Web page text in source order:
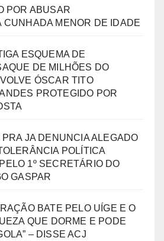
POR ABUSAR
CUNHADA MENOR DE IDADE
ESQUEMA DE
DE MILHÕES DO
ÓSCAR TITO
PROTEGIDO POR
JA DENUNCIA ALEGADO
POLÍTICA
1º SECRETÁRIO DO
GASPAR
BATE PELO UÍGE E O
QUE DORME E PODE
– DISSE ACJ